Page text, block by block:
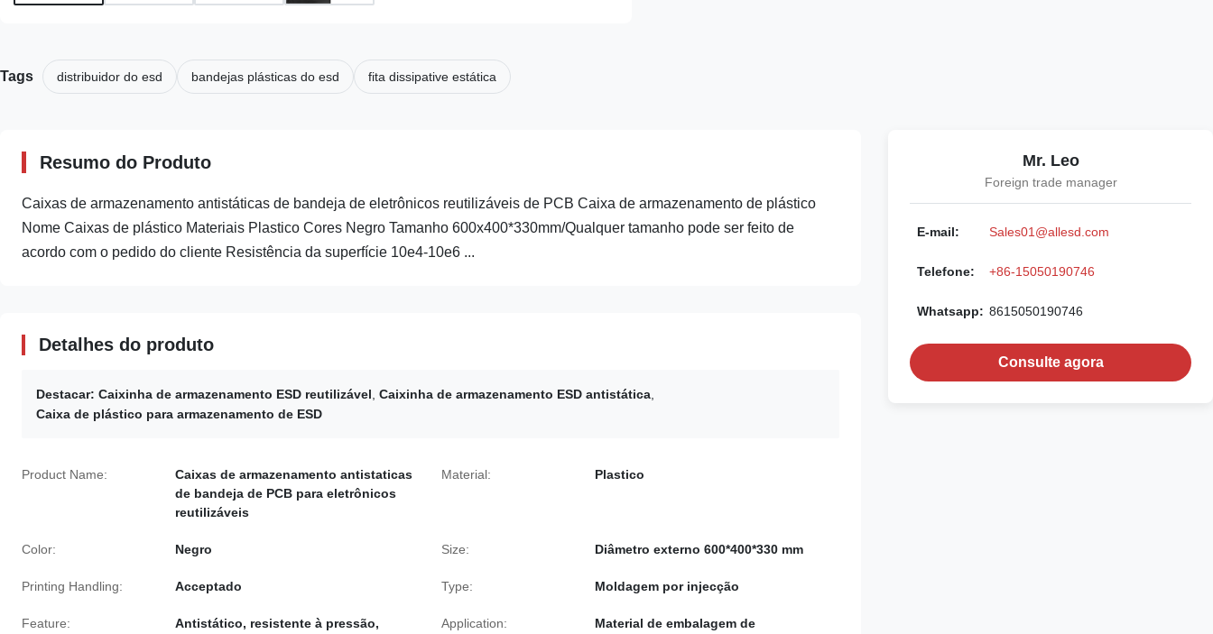
Tags distribuidor do esd bandejas plásticas do esd fita dissipative estática
Resumo do Produto
Caixas de armazenamento antistáticas de bandeja de eletrônicos reutilizáveis de PCB Caixa de armazenamento de plástico
Nome Caixas de plástico Materiais Plastico Cores Negro Tamanho 600x400*330mm/Qualquer tamanho pode ser feito de
acordo com o pedido do cliente Resistência da superfície 10e4-10e6 ...
Detalhes do produto
Destacar: Caixinha de armazenamento ESD reutilizável Caixinha de armazenamento ESD antistática
Caixa de plástico para armazenamento de ESD
Product Name:
Caixas de armazenamento antistaticas
de bandeja de PCB para eletrônicos
reutilizáveis
Material: Plastico
Color: Negro Size: Diâmetro externo 600*400*330 mm
Printing Handling: Acceptado Type: Moldagem por injecção
Feature:
Antistático, resistente à pressão,
Application:
Material de embalagem de
Mr. Leo
Foreign trade manager
E-mail: Sales01@allesd.com
Telefone: +86-15050190746
Whatsapp: 8615050190746
Consulte agora